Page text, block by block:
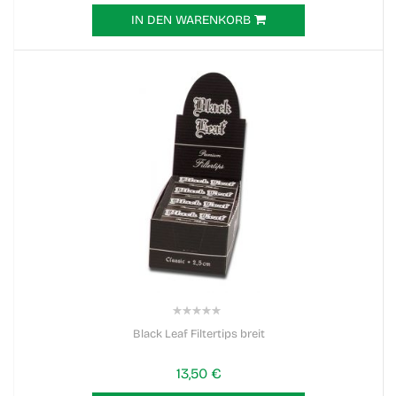
IN DEN WARENKORB
Black Leaf Filtertips breit
13,50 €